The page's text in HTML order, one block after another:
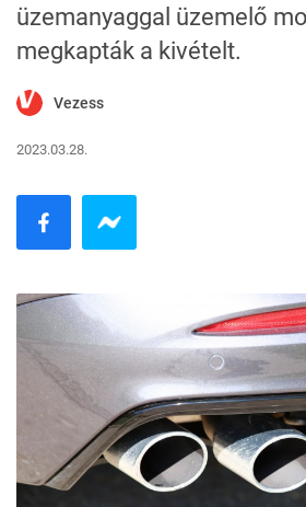
üzemanyaggal üzemelő
megkapták a kivételt.
Vezess
2023.03.28.